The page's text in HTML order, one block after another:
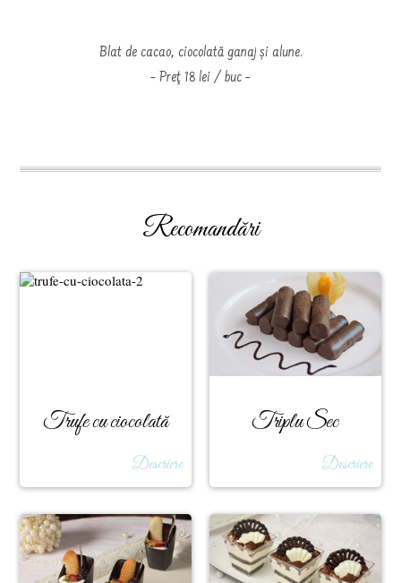
Blat de cacao, ciocolată ganaj și alune.
– Preţ 18 lei / buc –
Recomandări
Trufe cu ciocolată
Descriere
Triplu Sec
Descriere